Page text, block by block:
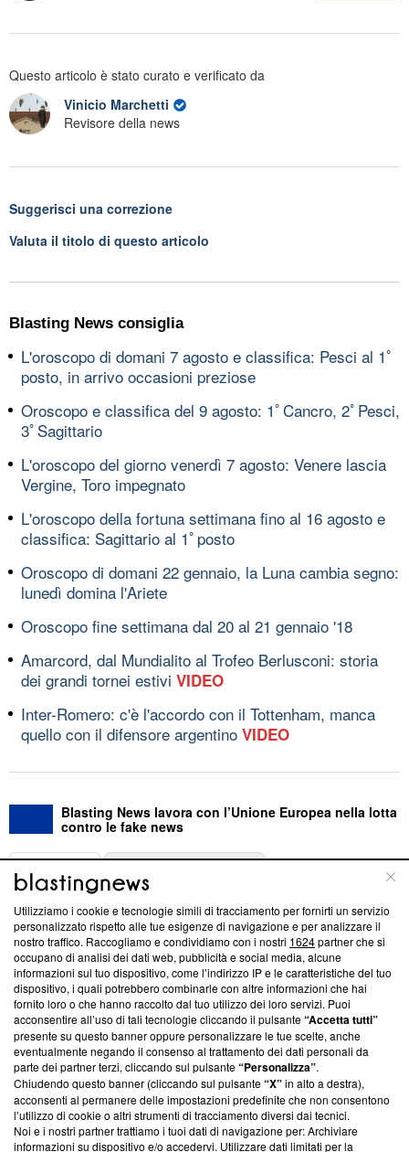
Questo articolo è stato curato e verificato da
Vinicio Marchetti
Revisore della news
Suggerisci una correzione
Valuta il titolo di questo articolo
Blasting News consiglia
L'oroscopo di domani 7 agosto e classifica: Pesci al 1ﾟ
posto, in arrivo occasioni preziose
Oroscopo e classifica del 9 agosto: 1ﾟCancro, 2ﾟPesci,
3ﾟSagittario
L'oroscopo del giorno venerdì 7 agosto: Venere lascia
Vergine, Toro impegnato
L'oroscopo della fortuna settimana fino al 16 agosto e
classifica: Sagittario al 1ﾟposto
Oroscopo di domani 22 gennaio, la Luna cambia segno:
lunedì domina l'Ariete
Oroscopo fine settimana dal 20 al 21 gennaio '18
Amarcord, dal Mundialito al Trofeo Berlusconi: storia
dei grandi tornei estivi VIDEO
Inter-Romero: c'è l'accordo con il Tottenham, manca
quello con il difensore argentino VIDEO
Blasting News lavora con l’Unione Europea nella lotta
contro le fake news
ABOUT
Questa sezione offre informazioni trasparenti su Blasting
News, sui nostri processi editoriali e su come ci impegniamo a
creare news di qualità. Inoltre, afferma la nostra aderenza a
‘Trust Project - News with Integrity’Blasting News non è
ancora membro del programma, ma ha richiesto di farne
parte; Trust Project non ha ancora effettuato una verifica di
conformità agli standard.
Su di noi
Team editoriale
Corporate
Utilizziamo i cookie e tecnologie simili di tracciamento per fornirti un servizio
personalizzato rispetto alle tue esigenze di navigazione e per analizzare il
nostro traffico. Raccogliamo e condividiamo con i nostri 1624partner che si
occupano di analisi dei dati web, pubblicità e social media, alcune
informazioni sul tuo dispositivo, come l’indirizzo IP e le caratteristiche del tuo
dispositivo, i quali potrebbero combinarle con altre informazioni che hai
fornito loro o che hanno raccolto dal tuo utilizzo dei loro servizi. Puoi
acconsentire all’uso di tali tecnologie cliccando il pulsante“Accetta tutti”
presente su questo banner oppure personalizzare le tue scelte, anche
eventualmente negando il consenso al trattamento dei dati personali da
parte dei partner terzi, cliccando sul pulsante“Personalizza”.
Chiudendo questo banner (cliccando sul pulsante“X”in alto a destra),
acconsenti al permanere delle impostazioni predefinite che non consentono
l’utilizzo di cookie o altri strumenti di tracciamento diversi dai tecnici.
Noi e i nostri partner trattiamo i tuoi dati di navigazione per: Archiviare
informazioni su dispositivo e/o accedervi. Utilizzare dati limitati per la